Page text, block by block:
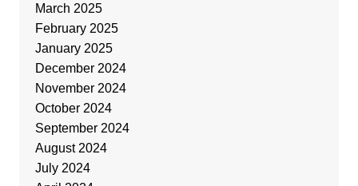
March 2025
February 2025
January 2025
December 2024
November 2024
October 2024
September 2024
August 2024
July 2024